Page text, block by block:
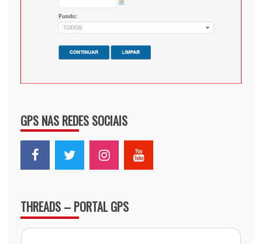
GPS NAS REDES SOCIAIS
THREADS – PORTAL GPS